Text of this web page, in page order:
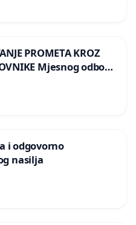
PROMETA KROZ
Mjesnog odbora
i odgovorno
nasilja